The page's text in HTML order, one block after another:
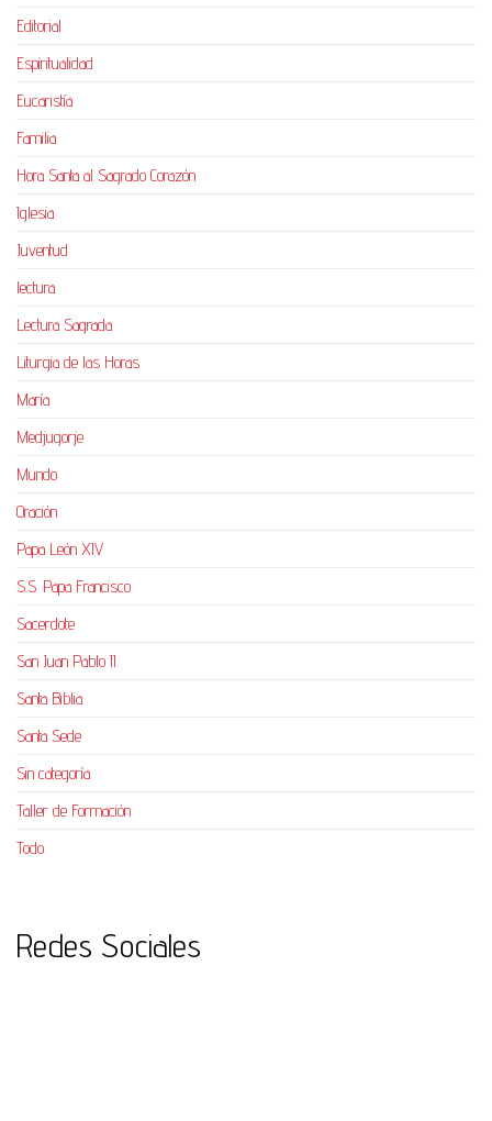
Editorial
Espiritualidad
Eucaristía
Familia
Hora Santa al Sagrado Corazón
Iglesia
Juventud
lectura
Lectura Sagrada
Liturgia de las Horas
María
Medjugorje
Mundo
Oración
Papa León XIV
S.S. Papa Francisco
Sacerdote
San Juan Pablo II
Santa Biblia
Santa Sede
Sin categoría
Taller de Formación
Todo
Redes Sociales